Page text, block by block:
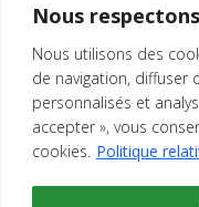
Nous
Nous utilisons des
de navigation, diffuser
personnalisés et
accepter », vous
cookies. Politique